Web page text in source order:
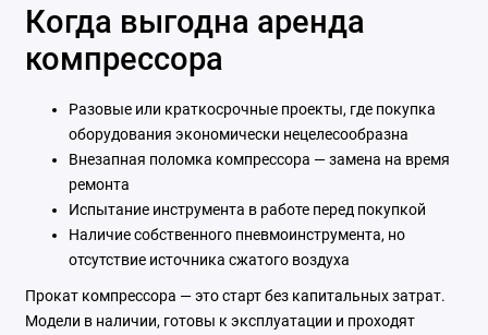
Когда выгодна аренда
компрессора
Разовые или краткосрочные проекты, где покупка
оборудования экономически нецелесообразна
Внезапная поломка компрессора — замена на время
ремонта
Испытание инструмента в работе перед покупкой
Наличие собственного пневмоинструмента, но
отсутствие источника сжатого воздуха
Прокат компрессора — это старт без капитальных затрат.
Модели в наличии, готовы к эксплуатации и проходят